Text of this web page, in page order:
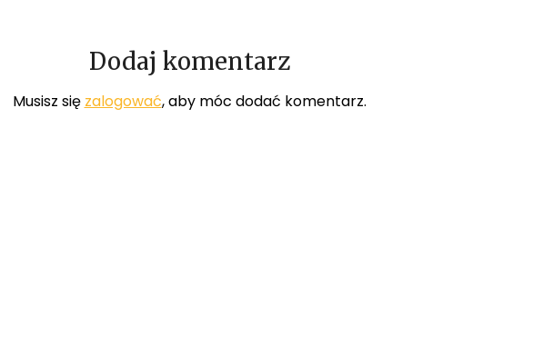
Dodaj komentarz
Musisz się zalogować, aby móc dodać komentarz.